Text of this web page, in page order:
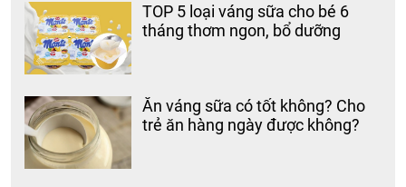
TOP 5 loại váng sữa cho bé 6
tháng thơm ngon, bổ dưỡng
Ăn váng sữa có tốt không? Cho
trẻ ăn hàng ngày được không?